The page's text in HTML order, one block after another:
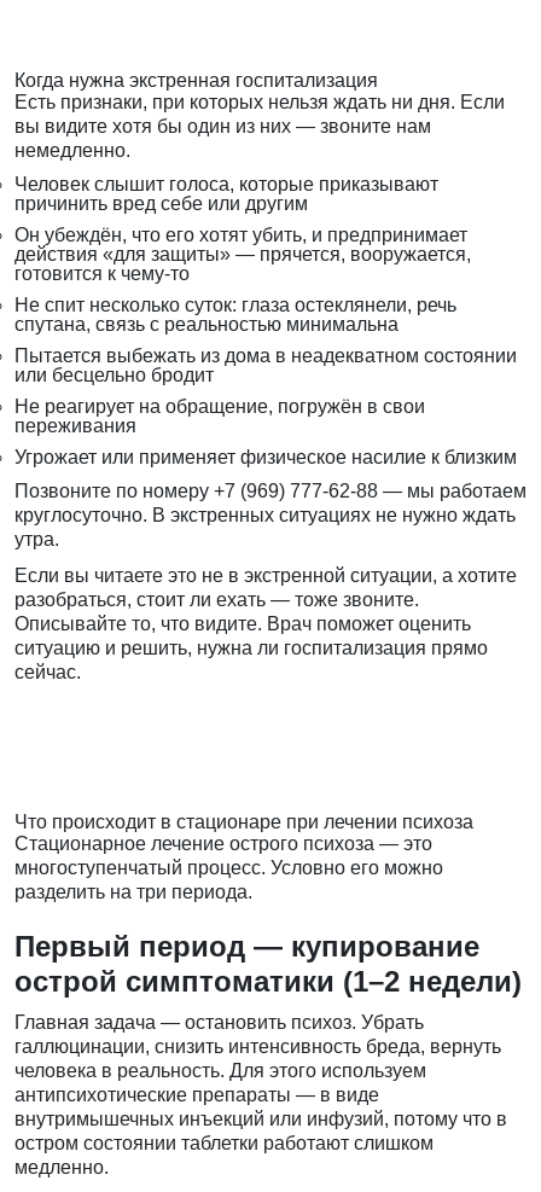
Когда нужна экстренная госпитализация
Есть признаки, при которых нельзя ждать ни дня. Если
вы видите хотя бы один из них — звоните нам
немедленно.
Человек слышит голоса, которые приказывают
причинить вред себе или другим
Он убеждён, что его хотят убить, и предпринимает
действия «для защиты» — прячется, вооружается,
готовится к чему-то
Не спит несколько суток: глаза остеклянели, речь
спутана, связь с реальностью минимальна
Пытается выбежать из дома в неадекватном состоянии
или бесцельно бродит
Не реагирует на обращение, погружён в свои
переживания
Угрожает или применяет физическое насилие к близким
Позвоните по номеру +7 (969) 777-62-88 — мы работаем
круглосуточно. В экстренных ситуациях не нужно ждать
утра.
Если вы читаете это не в экстренной ситуации, а хотите
разобраться, стоит ли ехать — тоже звоните.
Описывайте то, что видите. Врач поможет оценить
ситуацию и решить, нужна ли госпитализация прямо
сейчас.
Что происходит в стационаре при лечении психоза
Стационарное лечение острого психоза — это
многоступенчатый процесс. Условно его можно
разделить на три периода.
Первый период — купирование
острой симптоматики (1–2 недели)
Главная задача — остановить психоз. Убрать
галлюцинации, снизить интенсивность бреда, вернуть
человека в реальность. Для этого используем
антипсихотические препараты — в виде
внутримышечных инъекций или инфузий, потому что в
остром состоянии таблетки работают слишком
медленно.